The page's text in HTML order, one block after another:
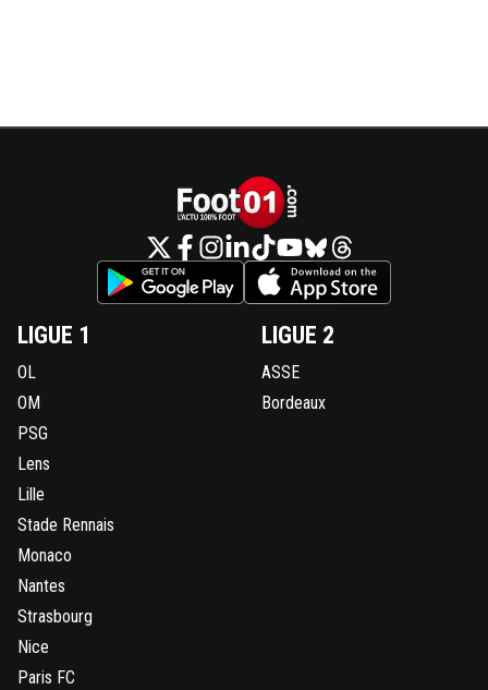
LIGUE 1
OL
OM
PSG
Lens
Lille
Stade Rennais
Monaco
Nantes
Strasbourg
Nice
Paris FC
LIGUE 2
ASSE
Bordeaux